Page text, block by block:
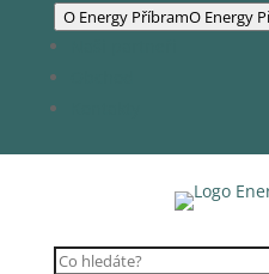
O Energy PříbramO Energy
Products